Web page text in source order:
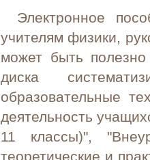
Электронное
учителям физики,
может быть
диска
образовательные
деятельность
11 классы)",
теоретические и